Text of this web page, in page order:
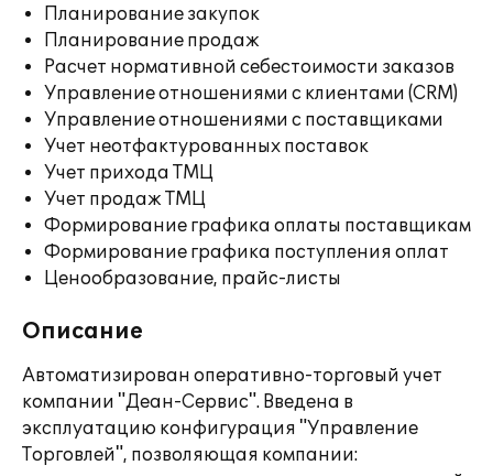
Планирование закупок
Планирование продаж
Расчет нормативной себестоимости заказов
Управление отношениями с клиентами (CRM)
Управление отношениями с поставщиками
Учет неотфактурованных поставок
Учет прихода ТМЦ
Учет продаж ТМЦ
Формирование графика оплаты поставщикам
Формирование графика поступления оплат
Ценообразование, прайс-листы
Описание
Автоматизирован оперативно-торговый учет
компании "Деан-Сервис". Введена в
эксплуатацию конфигурация "Управление
Торговлей", позволяющая компании: